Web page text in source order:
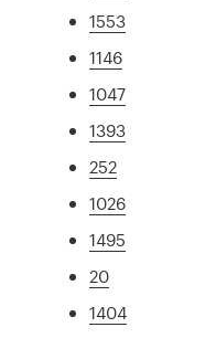
1553
1146
1047
1393
252
1026
1495
20
1404